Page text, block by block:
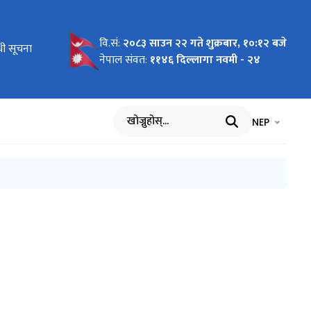
सूचना वि.सं: २०८३ साउन २२ गते शुक्रबार, १०:१२ बजे
नेपाल संवत: ११४६ दिल्लागा नवमी - २४
खोज्नुहोस् भाषा चयन
NEP